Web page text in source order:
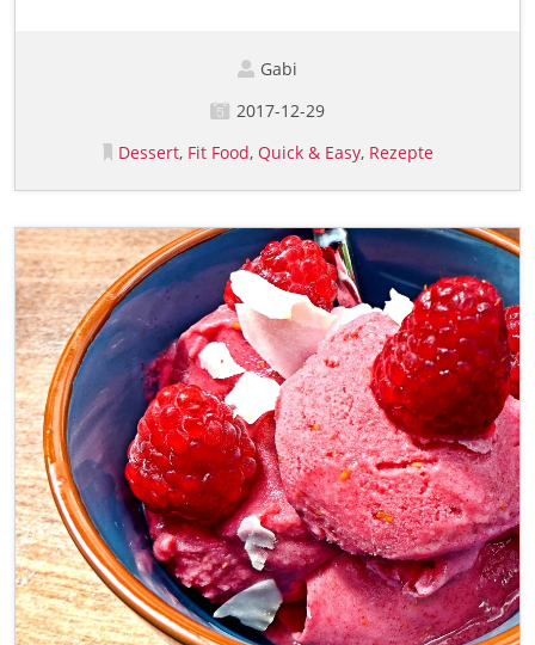
Gabi
2017-12-29
Dessert Fit Food Quick & Easy Rezepte